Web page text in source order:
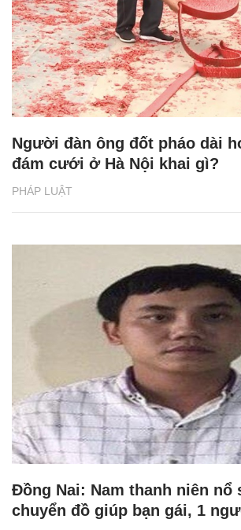
PHÁP LUẬT
Người đàn ông đốt pháo dài
đám cưới ở Hà Nội khai gì?
Đồng Nai: Nam thanh niên nổ
chuyển đồ giúp bạn gái, 1